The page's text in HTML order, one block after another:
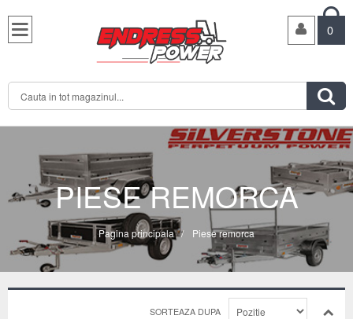

0

PIESE REMORCA
Pagina principala / Piese remorca
SORTEAZA DUPA